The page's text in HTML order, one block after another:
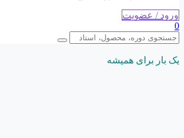
ورود / عضویت
0
یک بار برای همیشه